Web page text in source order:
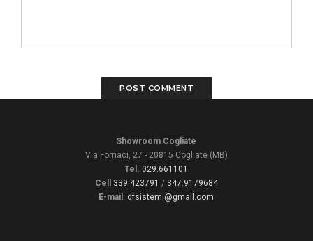
Showroom Cogliate
Via Fornaci, 27 - 20815 Cogliate (MB)
Tel. 029.661101
Cell
339.423791 / 347.9179684
E-mail : dfsistemi@gmail.com